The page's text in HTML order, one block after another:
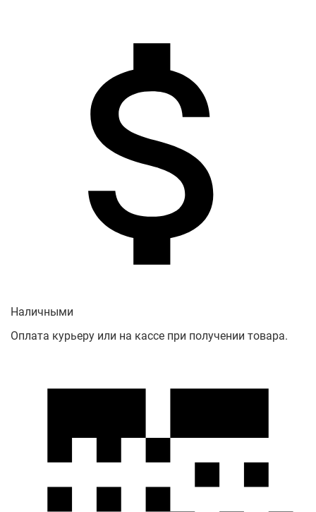
Наличными
Оплата курьеру или на кассе при получении товара.